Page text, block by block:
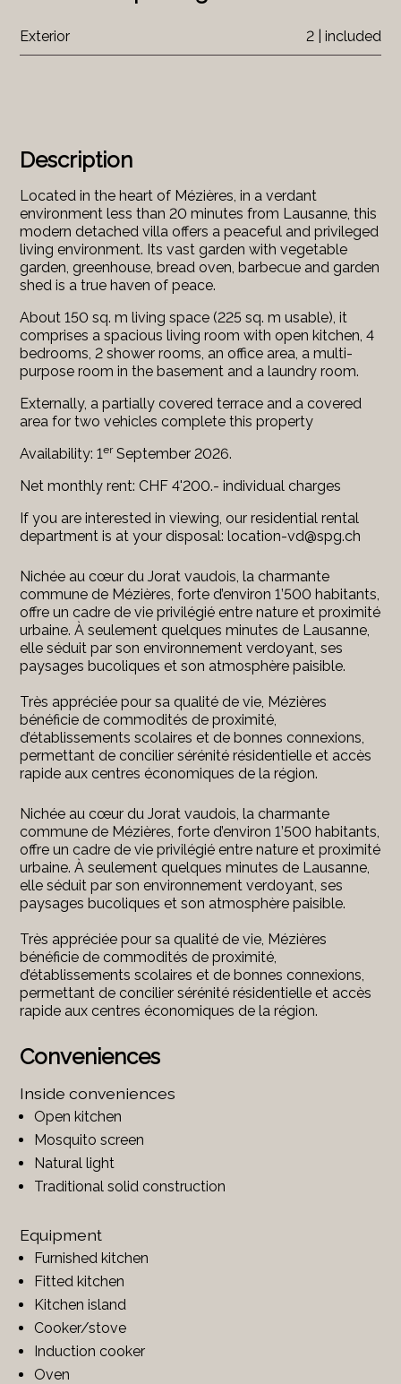
Description
Located in the heart of Mézières, in a verdant
environment less than 20 minutes from Lausanne, this
modern detached villa offers a peaceful and privileged
living environment. Its vast garden with vegetable
garden, greenhouse, bread oven, barbecue and garden
shed is a true haven of peace.
About 150 sq. m living space (225 sq. m usable), it
comprises a spacious living room with open kitchen, 4
bedrooms, 2 shower rooms, an office area, a multi-
purpose room in the basement and a laundry room.
Externally, a partially covered terrace and a covered
area for two vehicles complete this property
Availability: 1erSeptember 2026.
Net monthly rent: CHF 4'200.- individual charges
If you are interested in viewing, our residential rental
department is at your disposal: location-vd@spg.ch
Nichée au cœur du Jorat vaudois, la charmante
commune de Mézières, forte d’environ 1’500 habitants,
offre un cadre de vie privilégié entre nature et proximité
urbaine. À seulement quelques minutes de Lausanne,
elle séduit par son environnement verdoyant, ses
paysages bucoliques et son atmosphère paisible.
Très appréciée pour sa qualité de vie, Mézières
bénéficie de commodités de proximité,
d’établissements scolaires et de bonnes connexions,
permettant de concilier sérénité résidentielle et accès
rapide aux centres économiques de la région.
Nichée au cœur du Jorat vaudois, la charmante
commune de Mézières, forte d’environ 1’500 habitants,
offre un cadre de vie privilégié entre nature et proximité
urbaine. À seulement quelques minutes de Lausanne,
elle séduit par son environnement verdoyant, ses
paysages bucoliques et son atmosphère paisible.
Très appréciée pour sa qualité de vie, Mézières
bénéficie de commodités de proximité,
d’établissements scolaires et de bonnes connexions,
permettant de concilier sérénité résidentielle et accès
rapide aux centres économiques de la région.
Conveniences
Inside conveniences
Open kitchen
Mosquito screen
Natural light
Traditional solid construction
Equipment
Furnished kitchen
Fitted kitchen
Kitchen island
Cooker/stove
Induction cooker
Oven
Exterior 2 | included